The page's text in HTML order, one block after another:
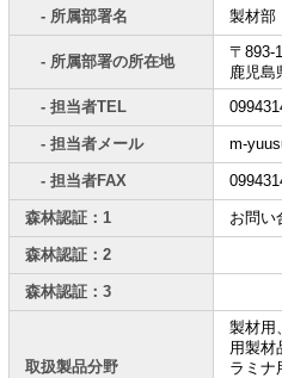
- 所属部署名
製材部
- 所属部署の所在地
〒893-
鹿児島
- 担当者TEL
- 担当者メール m-
- 担当者FAX
森林認証：1 お問い
森林認証：2
森林認証：3
取扱製品分野
製材用
用製材
ラミナ